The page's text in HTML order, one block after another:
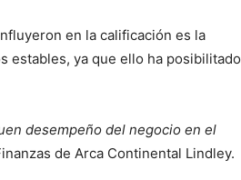
en la calificación es la
estables, ya que ello ha posibilitado
desempeño del negocio en el
de Arca Continental Lindley.